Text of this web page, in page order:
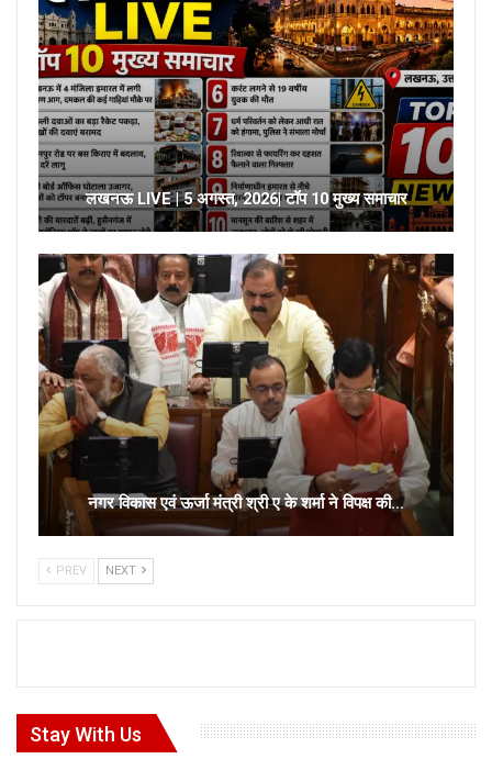
लखनऊ LIVE | 5 अगस्त, 2026| टॉप 10 मुख्य समाचार
नगर विकास एवं ऊर्जा मंत्री श्री ए के शर्मा ने विपक्ष की…
PREV NEXT
Stay With Us